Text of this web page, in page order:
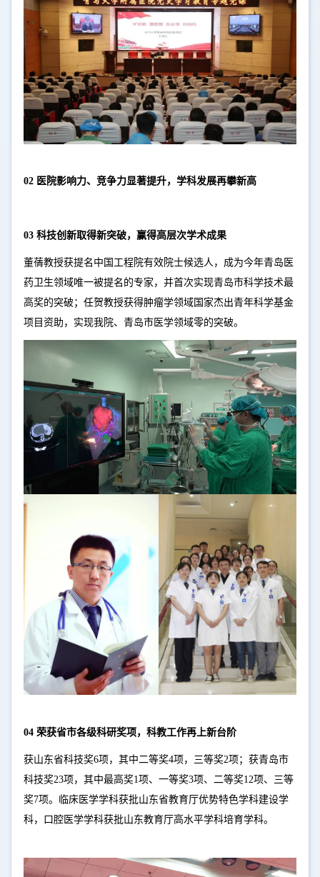
02 医院影响力、竞争力显著提升，学科发展再攀新高
03 科技创新取得新突破，赢得高层次学术成果
董蒨教授获提名中国工程院有效院士候选人，成为今年青岛医
药卫生领域唯一被提名的专家，并首次实现青岛市科学技术最
高奖的突破；任贺教授获得肿瘤学领域国家杰出青年科学基金
项目资助，实现我院、青岛市医学领域零的突破。
04 荣获省市各级科研奖项，科教工作再上新台阶
获山东省科技奖6项，其中二等奖4项，三等奖2项；获青岛市
科技奖23项，其中最高奖1项、一等奖3项、二等奖12项、三等
奖7项。临床医学学科获批山东省教育厅优势特色学科建设学
科，口腔医学学科获批山东教育厅高水平学科培育学科。